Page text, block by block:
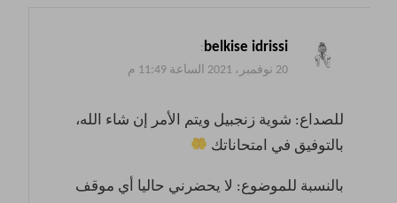
belkise idrissi
:
20 نوفمبر، 2021 الساعة 11:49 م
للصداع: شوية زنجبيل ويتم الأمر إن شاء الله،
بالتوفيق في امتحاناتك
بالنسبة للموضوع: لا يحضرني حاليا أي موقف